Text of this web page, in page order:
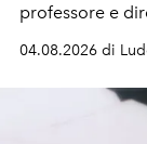
professore e
04.08.2026 di